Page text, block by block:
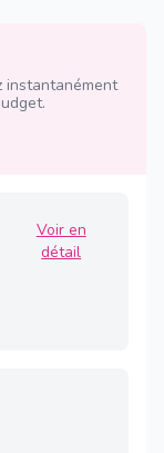
instantanément
Voir en
détail